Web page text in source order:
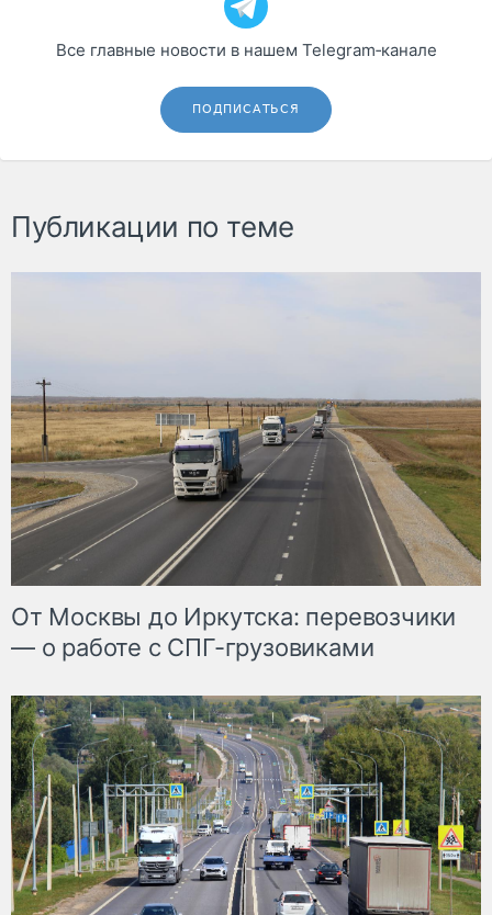
Все главные новости в нашем Telegram‑канале
ПОДПИСАТЬСЯ
Публикации по теме
От Москвы до Иркутска: перевозчики
— о работе с СПГ-грузовиками